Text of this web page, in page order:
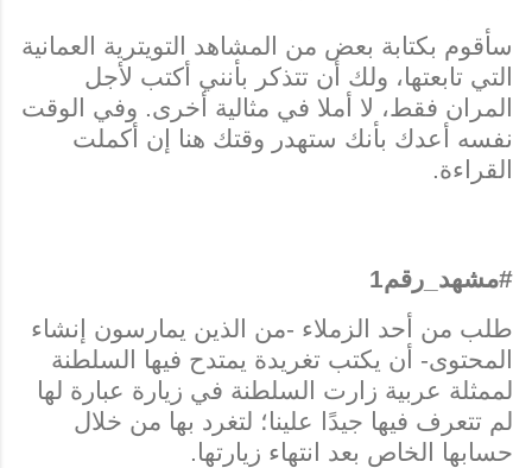
سأقوم بكتابة بعض من المشاهد التويترية العمانية
التي تابعتها، ولك أن تتذكر بأنني أكتب لأجل
المران فقط، لا أملا في مثالية أخرى. وفي الوقت
نفسه أعدك بأنك ستهدر وقتك هنا إن أكملت
القراءة.
#مشهد_رقم1
طلب من أحد الزملاء -من الذين يمارسون إنشاء
المحتوى- أن يكتب تغريدة يمتدح فيها السلطنة
لممثلة عربية زارت السلطنة في زيارة عبارة لها
لم تتعرف فيها جيدًا علينا؛ لتغرد بها من خلال
حسابها الخاص بعد انتهاء زيارتها.